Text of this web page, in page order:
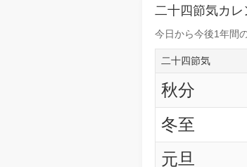
二十四節気カレ
今日から今後1年間
二十四節気
秋分
冬至
元旦